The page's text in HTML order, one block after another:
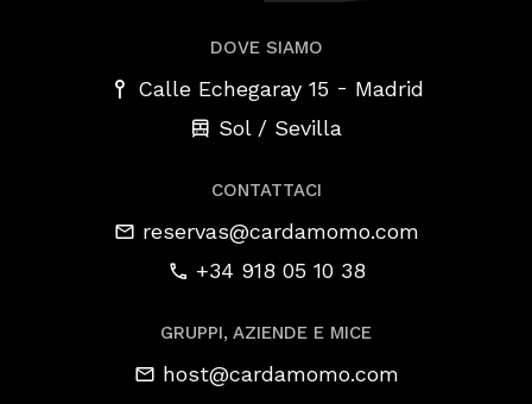
DOVE SIAMO
Calle Echegaray 15 - Madrid
Sol / Sevilla
CONTATTACI
reservas@cardamomo.com
+34 918 05 10 38
GRUPPI, AZIENDE E MICE
host@cardamomo.com